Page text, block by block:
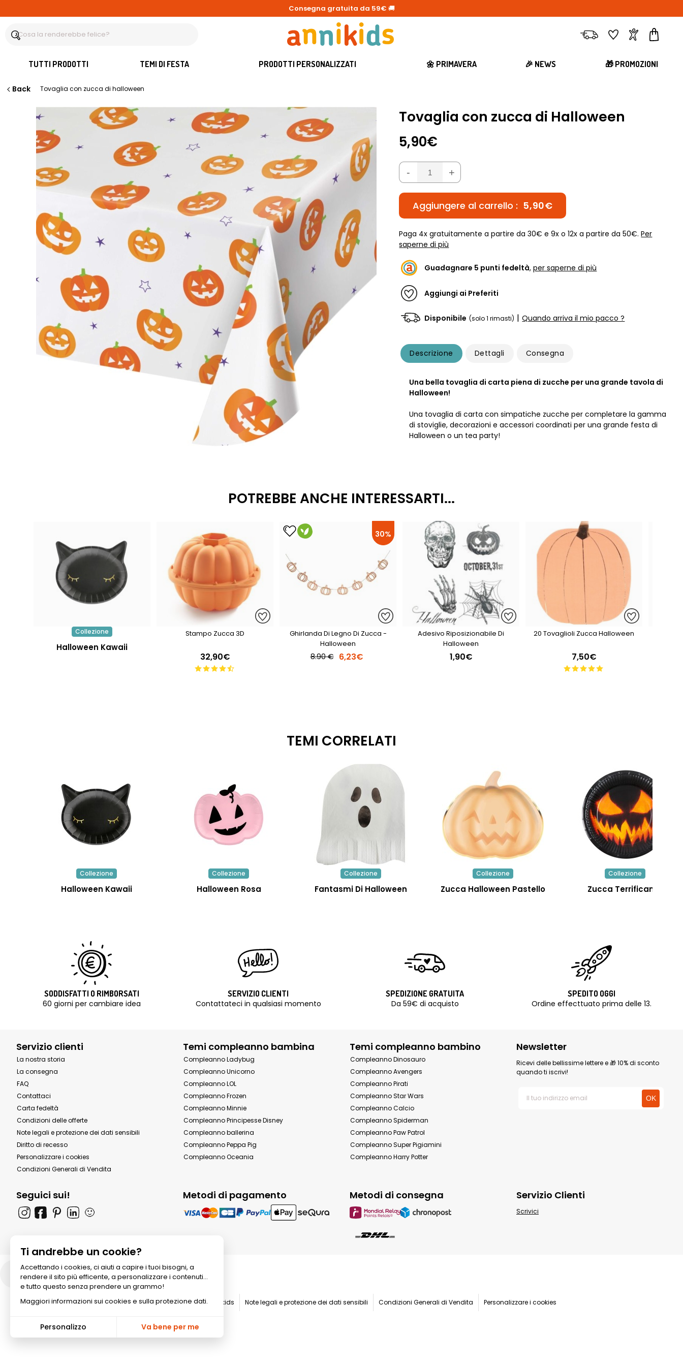
Consegna gratuita da 59€ 🚚
ConsegnaPreferitiAccount
TUTTI PRODOTTI TEMI DI FESTA PRODOTTI PERSONALIZZATI 🌼 PRIMAVERA 🎉 NEWS 🎁 PROMOZIONI
Back Tovaglia con zucca di halloween
Tovaglia con zucca di Halloween
5,90€
- +
Aggiungere al carrello : 5,90€
Paga 4x gratuitamente a partire da 30€ e 9x o 12x a partire da 50€.Per
saperne di più
Guadagnare 5 punti fedeltà,per saperne di più
Aggiungi ai Preferiti
Disponibile (solo 1 rimasti) | Quando arriva il mio pacco ?
Descrizione Dettagli Consegna
Una bella tovaglia di carta piena di zucche per una grande tavola di
Halloween!
Una tovaglia di carta con simpatiche zucche per completare la gamma
di stoviglie, decorazioni e accessori coordinati per una grande festa di
Halloween o un tea party!
POTREBBE ANCHE INTERESSARTI...
Collezione
Halloween Kawaii
Stampo Zucca 3D
32,90€
30%
Ghirlanda Di Legno Di Zucca -
Halloween
8.90 € 6,23€
Adesivo Riposizionabile Di
Halloween
1,90€
20 Tovaglioli Zucca Halloween
7,50€
TEMI CORRELATI
Collezione
Halloween Kawaii
Collezione
Halloween Rosa
Collezione
Fantasmi Di Halloween
Collezione
Zucca Halloween Pastello
Collezione
Zucca Terrificante
SODDISFATTI O RIMBORSATI
60 giorni per cambiare idea
SERVIZIO CLIENTI
Contattateci in qualsiasi momento
SPEDIZIONE GRATUITA
Da 59€ di acquisto
SPEDITO OGGI
Ordine effecttuato prima delle 13.
Servizio clienti
La nostra storia
La consegna
FAQ
Contattaci
Carta fedeltà
Condizioni delle offerte
Note legali e protezione dei dati sensibili
Diritto di recesso
Personalizzare i cookies
Condizioni Generali di Vendita
Temi compleanno bambina
Compleanno Ladybug
Compleanno Unicorno
Compleanno LOL
Compleanno Frozen
Compleanno Minnie
Compleanno Principesse Disney
Compleanno ballerina
Compleanno Peppa Pig
Compleanno Oceania
Temi compleanno bambino
Compleanno Dinosauro
Compleanno Avengers
Compleanno Pirati
Compleanno Star Wars
Compleanno Calcio
Compleanno Spiderman
Compleanno Paw Patrol
Compleanno Super Pigiamini
Compleanno Harry Potter
Newsletter
Ricevi delle bellissime lettere e 🎁 10% di sconto
quando ti iscrivi!
Seguici sui!
🙂
Metodi di pagamento Metodi di consegna Servizio Clienti
Scrivici
Ti andrebbe un cookie?
Accettando i cookies, ci aiuti a capire i tuoi bisogni, a
rendere il sito più efficente, a personalizzare i contenuti...
e tutto questo senza prendere un grammo!
Maggiori informazioni sui cookies e sulla protezione dati.
Personalizzo Va bene per me
Italia
© 2026 All rights reserved. Annikids Note legali e protezione dei dati sensibili Condizioni Generali di Vendita Personalizzare i cookies